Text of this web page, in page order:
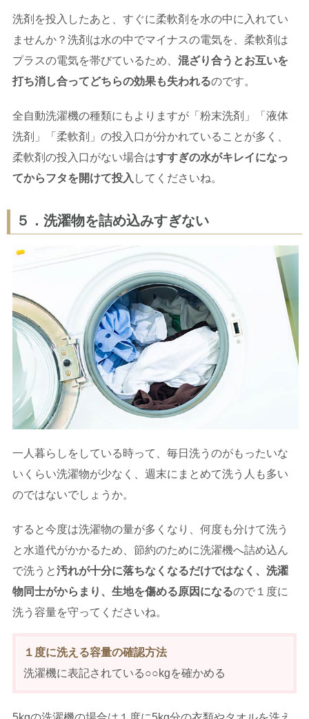
洗剤を投入したあと、すぐに柔軟剤を水の中に入れてい
ませんか？洗剤は水の中でマイナスの電気を、柔軟剤は
プラスの電気を帯びているため、 混ざり合うとお互いを
打ち消し合ってどちらの効果も失われるのです。
全自動洗濯機の種類にもよりますが「粉末洗剤」「液体
洗剤」「柔軟剤」の投入口が分かれていることが多く、
柔軟剤の投入口がない場合はすすぎの水がキレイになっ
てからフタを開けて投入 してくださいね。
５．洗濯物を詰め込みすぎない
一人暮らしをしている時って、毎日洗うのがもったいな
いくらい洗濯物が少なく、週末にまとめて洗う人も多い
のではないでしょうか。
すると今度は洗濯物の量が多くなり、何度も分けて洗う
と水道代がかかるため、節約のために洗濯機へ詰め込ん
で洗うと汚れが十分に落ちなくなるだけではなく、洗濯
物同士がからまり、生地を傷める原因になるので１度に
洗う容量を守ってくださいね。
１度に洗える容量の確認方法
洗濯機に表記されている○○kgを確かめる